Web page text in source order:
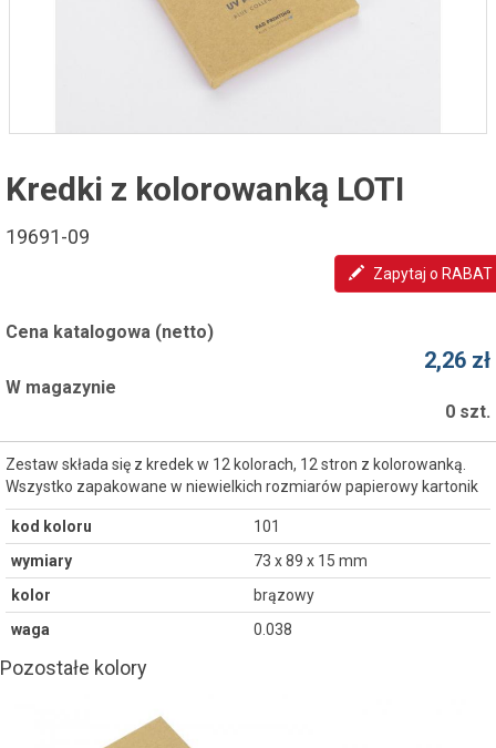
Kredki z kolorowanką LOTI
19691-09
Zapytaj o RABAT
Cena katalogowa (netto)
2,26 zł
W magazynie
0 szt.
Zestaw składa się z kredek w 12 kolorach, 12 stron z kolorowanką.
Wszystko zapakowane w niewielkich rozmiarów papierowy kartonik
kod koloru
101
wymiary
73 x 89 x 15 mm
kolor
brązowy
waga
0.038
Pozostałe kolory